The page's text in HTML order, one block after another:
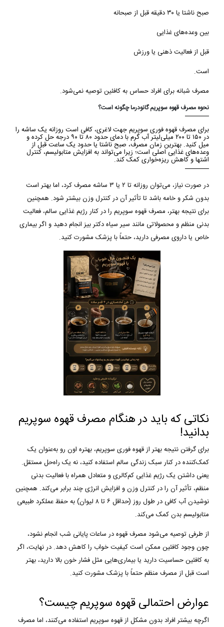
صبح ناشتا یا ۳۰ دقیقه قبل از صبحانه
بین وعده‌های غذایی
قبل از فعالیت ذهنی یا ورزش
است.
مصرف شبانه برای افراد حساس به کافئین توصیه نمی‌شود.
نحوه مصرف قهوه سوپریم گانودرما چگونه است؟
برای مصرف قهوه فوری سوپریم جهت لاغری، کافی است روزانه یک ساشه را
در ۱۵۰ تا ۲۰۰ میلی‌لیتر آب گرم با دمای حدود ۸۰ تا ۹۰ درجه حل کرده و
میل کنید. بهترین زمان مصرف، صبح ناشتا یا حدود یک ساعت قبل از
وعده‌های غذایی اصلی است؛ زیرا می‌تواند به افزایش متابولیسم، کنترل
اشتها و کاهش ریزه‌خواری کمک کند.
در صورت نیاز، می‌توان روزانه تا ۲ یا ۳ ساشه مصرف کرد، اما بهتر است
بدون شکر و خامه باشد تا تأثیر آن در کنترل وزن بیشتر شود. همچنین
برای نتیجه بهتر، مصرف قهوه سوپریم را در کنار رژیم غذایی سالم، فعالیت
بدنی منظم و محصولاتی مانند سیر سیاه دکتر بیز انجام دهید و اگر بیماری
خاص یا داروی مصرفی دارید، حتماً با پزشک مشورت کنید.
نکاتی که باید در هنگام مصرف قهوه سوپریم
بدانید!
برای گرفتن نتیجه بهتر از قهوه فوری سوپریم، بهتره اون رو به‌عنوان یک
کمک‌کننده در کنار سبک زندگی سالم استفاده کنید، نه یک راه‌حل مستقل.
یعنی داشتن یک رژیم غذایی کم‌کالری و متعادل همراه با فعالیت بدنی
منظم، تأثیر آن را در کنترل وزن و افزایش انرژی چند برابر می‌کند. همچنین
نوشیدن آب کافی در طول روز (حداقل ۶ تا ۸ لیوان) به حفظ عملکرد طبیعی
متابولیسم بدن کمک می‌کند.
از طرفی توصیه می‌شود مصرف قهوه در ساعات پایانی شب انجام نشود،
چون وجود کافئین ممکن است کیفیت خواب را کاهش دهد. در نهایت، اگر
به کافئین حساسیت دارید یا بیماری‌هایی مثل فشار خون بالا دارید، بهتر
است قبل از مصرف منظم حتماً با پزشک مشورت کنید.
عوارض احتمالی قهوه سوپریم چیست؟
اگرچه بیشتر افراد بدون مشکل از قهوه سوپریم استفاده می‌کنند، اما مصرف